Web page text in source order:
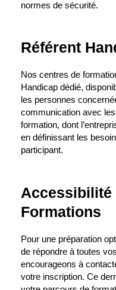
normes de sécurité.
Référent
Nos centres de
Handicap dédié,
les personnes
communication avec
formation, dont
en définissant les
participant.
Accessibilité
Formations
Pour une préparation
de répondre à toutes
encourageons à
votre inscription. Ce